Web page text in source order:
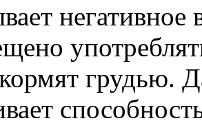
негативное
грудью.